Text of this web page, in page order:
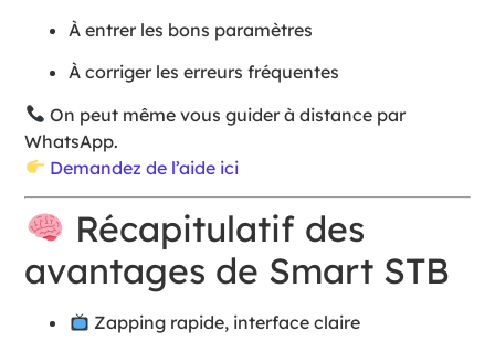
À entrer les bons paramètres
À corriger les erreurs fréquentes
On peut même vous guider à distance par
WhatsApp.
Demandez de l’aide ici
Récapitulatif des
avantages de Smart STB
Zapping rapide, interface claire